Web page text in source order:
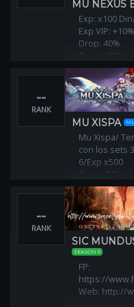
MU NEXUS
Exp: x100
Exp VIP: +10%
Drop: 40%
Reset: 800
Creación de
Puntos por
Balance:
Party Bonus:
Anticheat:
Launcher:
--
RANK
MU XISPA
Mu Xispa/
con los sets
6/Exp x500
Drop x50/+
--
RANK
SIC
SEASON 6
FP:
https://
Web: http://